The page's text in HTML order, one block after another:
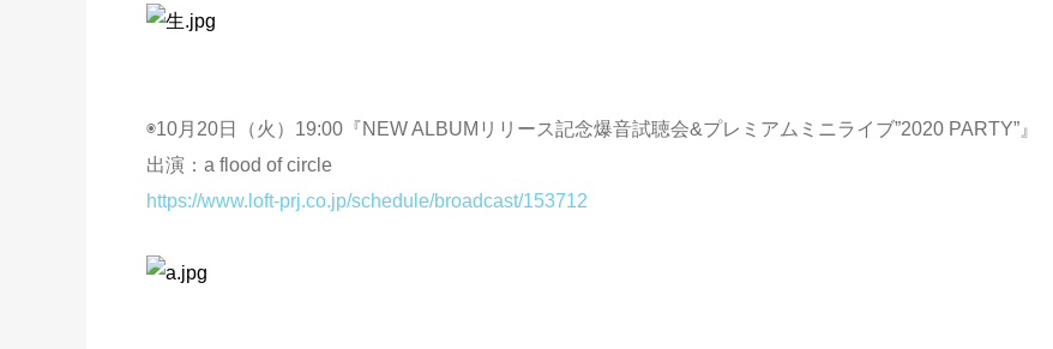
◉10月20日（火）19:00『NEW ALBUMリリース記念爆音試聴会&プレミアムミニライブ”2020 PARTY”』
出演：a flood of circle
https://www.loft-prj.co.jp/schedule/broadcast/153712